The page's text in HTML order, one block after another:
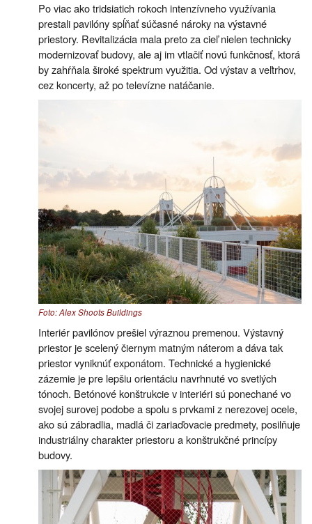
Po viac ako tridsiatich rokoch intenzívneho využívania
prestali pavilóny spĺňať súčasné nároky na výstavné
priestory. Revitalizácia mala preto za cieľ nielen technicky
modernizovať budovy, ale aj im vtlačiť novú funkčnosť, ktorá
by zahŕňala široké spektrum využitia. Od výstav a veľtrhov,
cez koncerty, až po televízne natáčanie.
Foto: Alex Shoots Buildings
Interiér pavilónov prešiel výraznou premenou. Výstavný
priestor je scelený čiernym matným náterom a dáva tak
priestor vyniknúť exponátom. Technické a hygienické
zázemie je pre lepšiu orientáciu navrhnuté vo svetlých
tónoch. Betónové konštrukcie v interiéri sú ponechané vo
svojej surovej podobe a spolu s prvkami z nerezovej ocele,
ako sú zábradlia, madlá či zariaďovacie predmety, posilňuje
industriálny charakter priestoru a konštrukčné princípy
budovy.